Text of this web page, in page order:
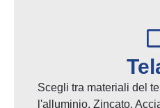
Scegli tra materiali del
l'alluminio, Zincato,